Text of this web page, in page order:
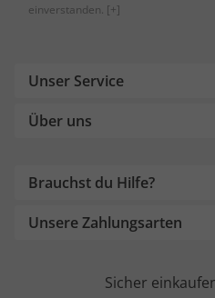
einverstanden. [+]
Unser Service
Über uns
Brauchst du Hilfe?
Unsere Zahlungsarten
Sicher